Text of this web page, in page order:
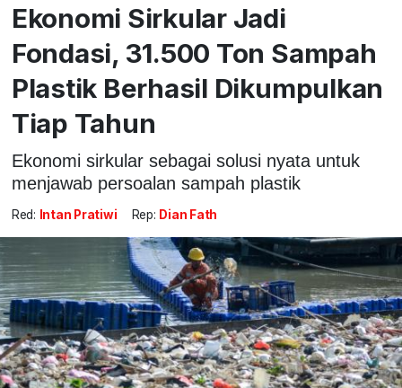
Ekonomi Sirkular Jadi
Fondasi, 31.500 Ton Sampah
Plastik Berhasil Dikumpulkan
Tiap Tahun
Ekonomi sirkular sebagai solusi nyata untuk
menjawab persoalan sampah plastik
Red: Intan Pratiwi Rep: Dian Fath